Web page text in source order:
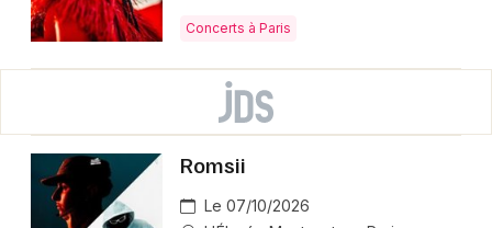
Concerts à Paris
Romsii
Le 07/10/2026